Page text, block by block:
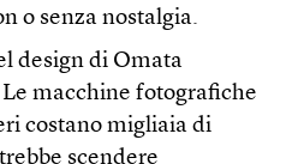
o senza nostalgia.
design di Omata
macchine fotografiche
costano migliaia di
scendere